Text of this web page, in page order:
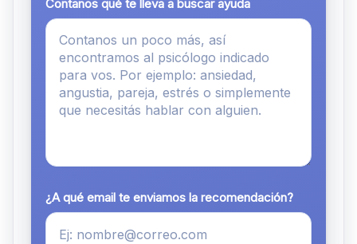
Contanos qué te lleva a buscar ayuda
¿A qué email te enviamos la recomendación?